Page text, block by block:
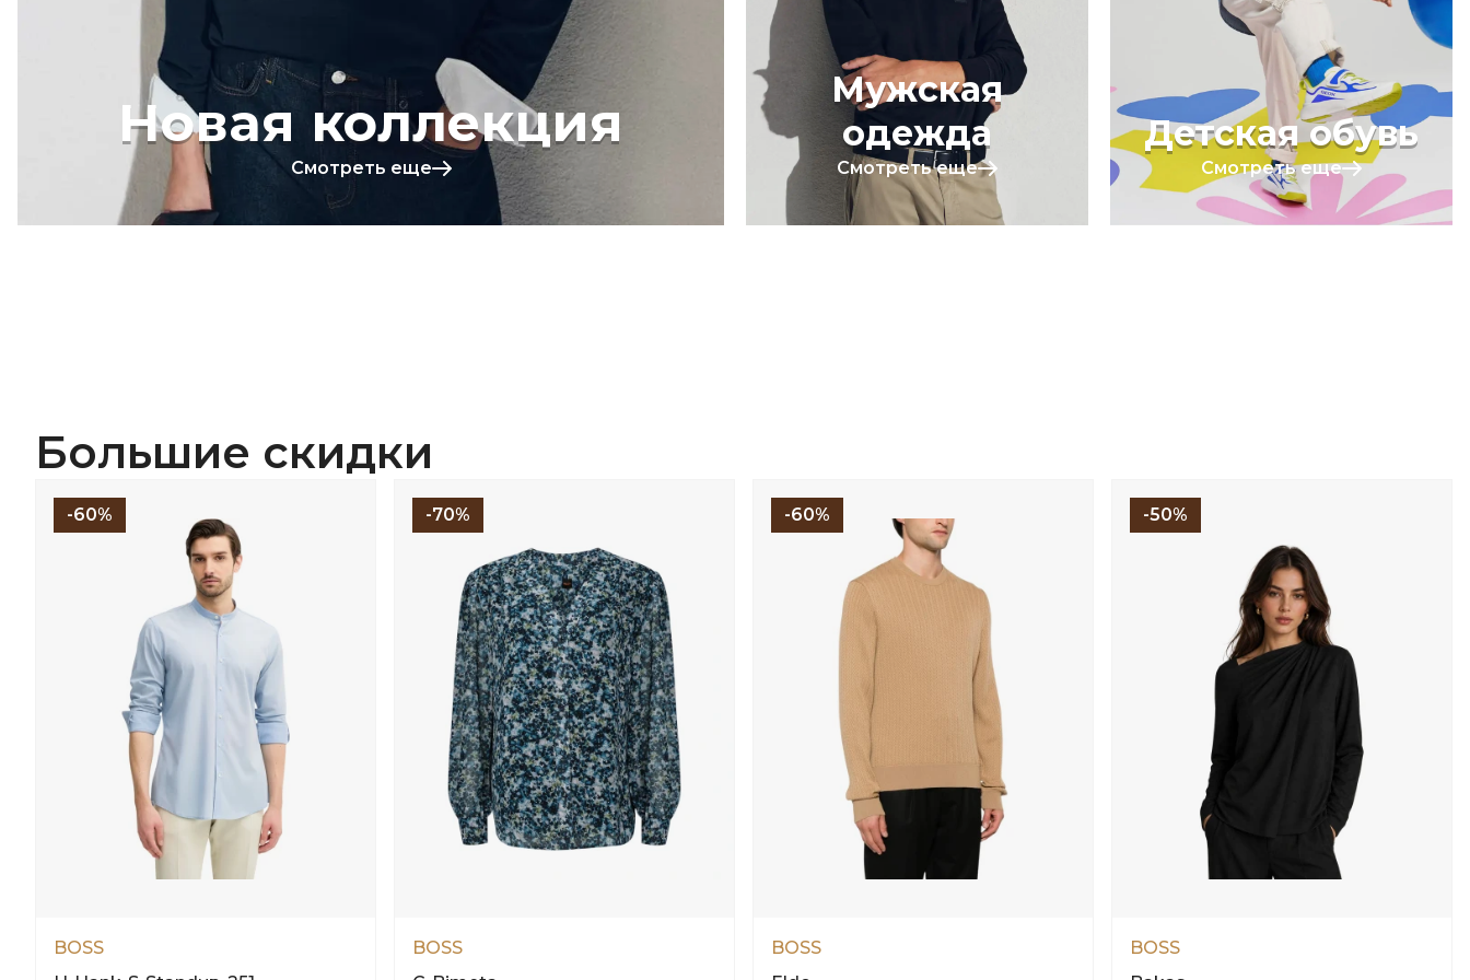
Новая коллекция
Смотреть еще
Мужская
одежда
Смотреть еще
Детская обувь
Смотреть еще
Большие скидки
-60%
BOSS
-70%
BOSS
-60%
BOSS
-50%
BOSS